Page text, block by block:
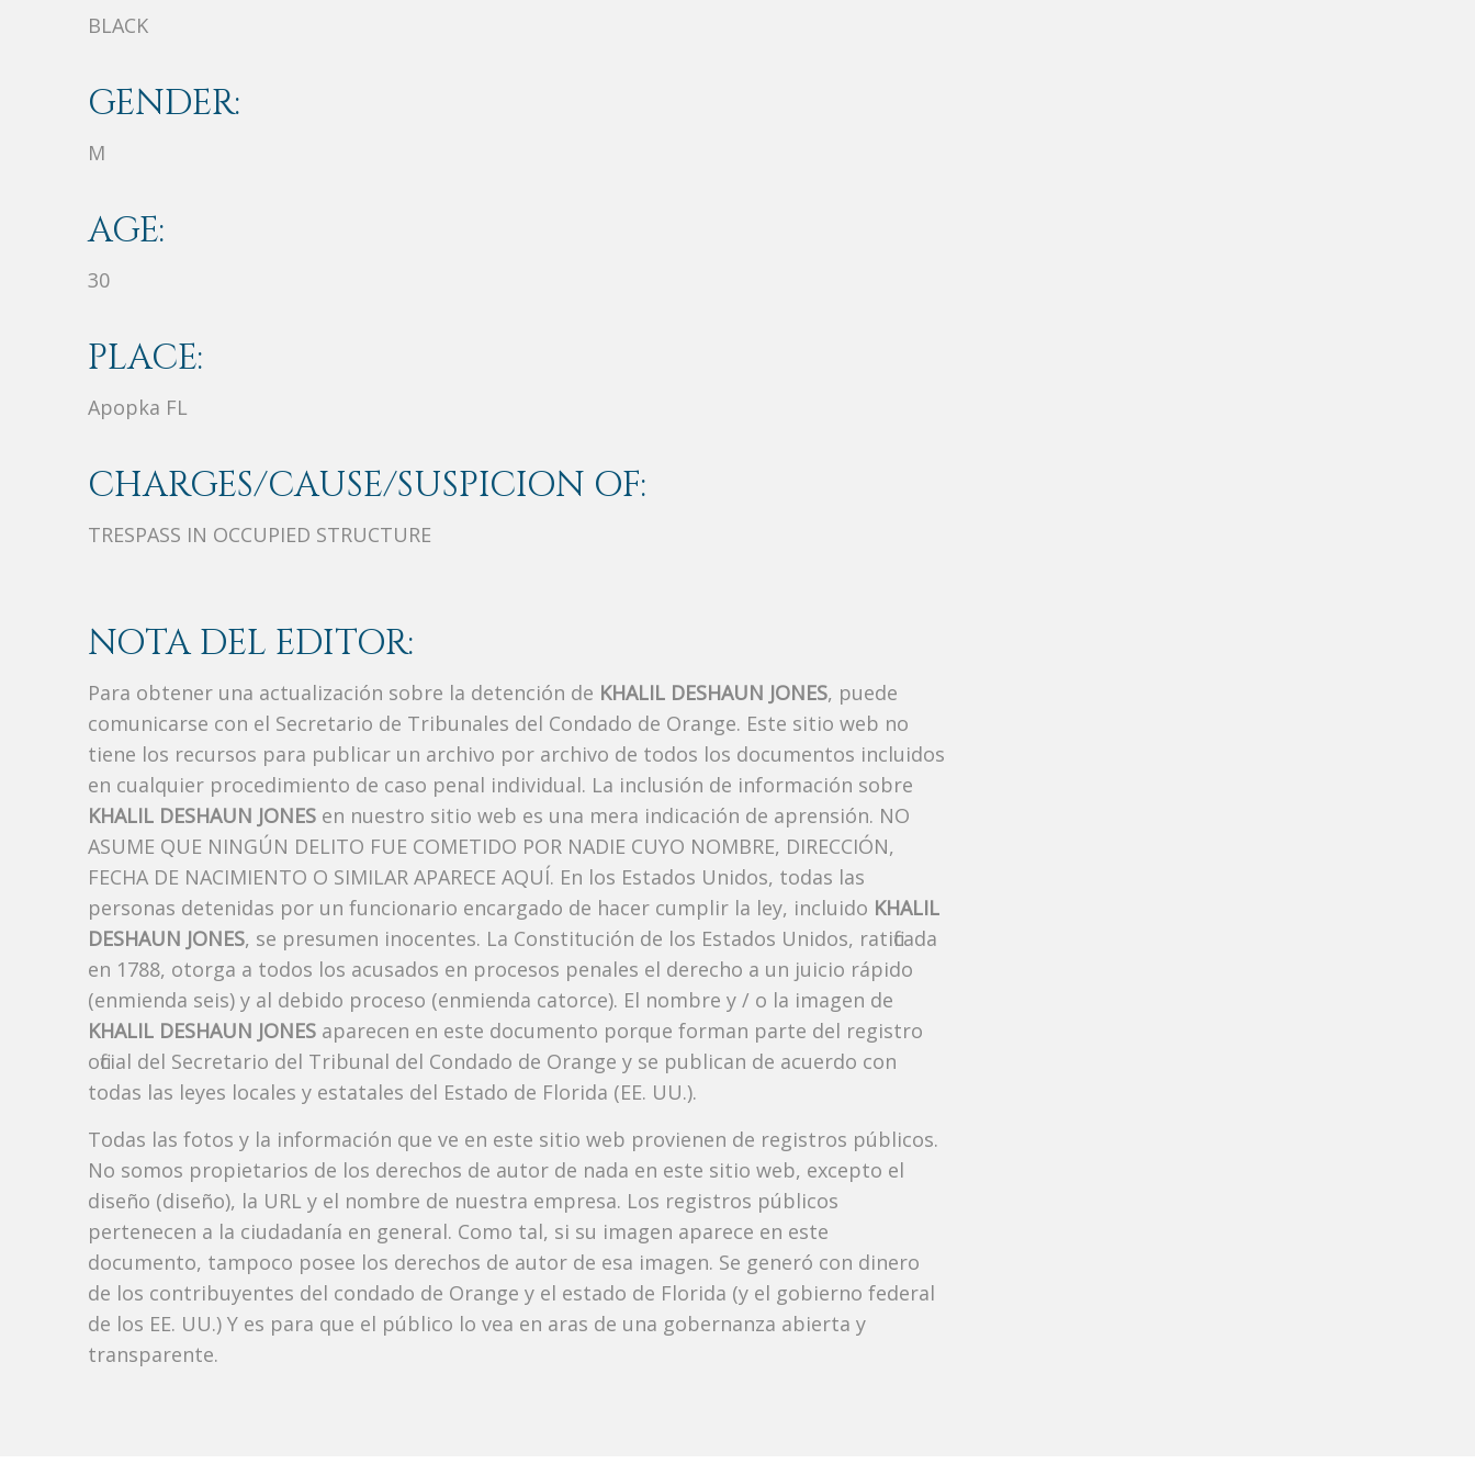
BLACK
GENDER:
M
AGE:
30
PLACE:
Apopka FL
CHARGES/CAUSE/SUSPICION OF:
TRESPASS IN OCCUPIED STRUCTURE
NOTA DEL EDITOR:
Para obtener una actualización sobre la detención de KHALIL DESHAUN JONES, puede
comunicarse con el Secretario de Tribunales del Condado de Orange. Este sitio web no
tiene los recursos para publicar un archivo por archivo de todos los documentos incluidos
en cualquier procedimiento de caso penal individual. La inclusión de información sobre
KHALIL DESHAUN JONES en nuestro sitio web es una mera indicación de aprensión. NO
ASUME QUE NINGÚN DELITO FUE COMETIDO POR NADIE CUYO NOMBRE, DIRECCIÓN,
FECHA DE NACIMIENTO O SIMILAR APARECE AQUÍ. En los Estados Unidos, todas las
personas detenidas por un funcionario encargado de hacer cumplir la ley, incluido KHALIL
DESHAUN JONES, se presumen inocentes. La Constitución de los Estados Unidos, ratificada
en 1788, otorga a todos los acusados ​​en procesos penales el derecho a un juicio rápido
(enmienda seis) y al debido proceso (enmienda catorce). El nombre y / o la imagen de
KHALIL DESHAUN JONES aparecen en este documento porque forman parte del registro
oficial del Secretario del Tribunal del Condado de Orange y se publican de acuerdo con
todas las leyes locales y estatales del Estado de Florida (EE. UU.).
Todas las fotos y la información que ve en este sitio web provienen de registros públicos.
No somos propietarios de los derechos de autor de nada en este sitio web, excepto el
diseño (diseño), la URL y el nombre de nuestra empresa. Los registros públicos
pertenecen a la ciudadanía en general. Como tal, si su imagen aparece en este
documento, tampoco posee los derechos de autor de esa imagen. Se generó con dinero
de los contribuyentes del condado de Orange y el estado de Florida (y el gobierno federal
de los EE. UU.) Y es para que el público lo vea en aras de una gobernanza abierta y
transparente.